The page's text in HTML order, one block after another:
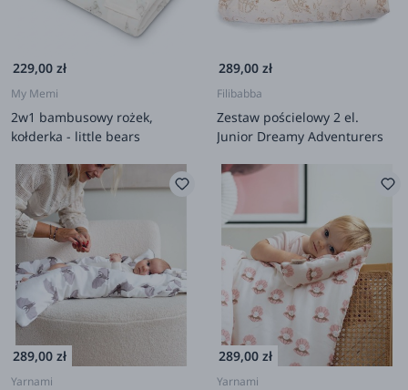
229,00 zł
My Memi
2w1 bambusowy rożek,
kołderka - little bears
289,00 zł
Filibabba
Zestaw pościelowy 2 el.
Junior Dreamy Adventurers
289,00 zł
Yarnami
289,00 zł
Yarnami